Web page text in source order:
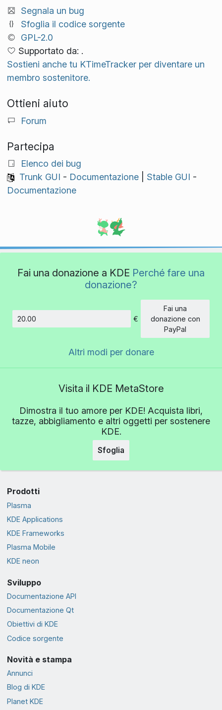
Segnala un bug
Sfoglia il codice sorgente
GPL-2.0
Supportato da: .
Sostieni anche tu KTimeTracker per diventare un
membro sostenitore.
Ottieni aiuto
Forum
Partecipa
Elenco dei bug
Trunk GUI - Documentazione| Stable GUI -
Documentazione
Fai una donazione a KDE Perché fare una
donazione?
Importo
€
Fai una
donazione con
PayPal
Altri modi per donare
Visita il KDE MetaStore
Dimostra il tuo amore per KDE! Acquista libri,
tazze, abbigliamento e altri oggetti per sostenere
KDE.
Sfoglia
Prodotti
Plasma
KDE Applications
KDE Frameworks
Plasma Mobile
KDE neon
Sviluppo
Documentazione API
Documentazione Qt
Obiettivi di KDE
Codice sorgente
Novità e stampa
Annunci
Blog di KDE
Planet KDE